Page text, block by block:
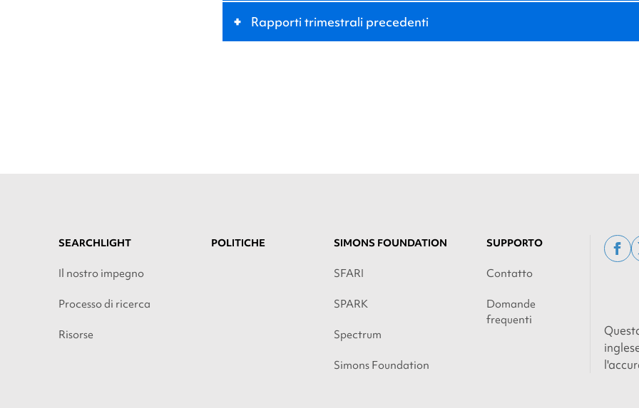
+ Rapporti trimestrali precedenti
SEARCHLIGHT
Il nostro impegno
Processo di ricerca
Risorse
POLITICHE SIMONS FOUNDATION
SFARI
SPARK
Spectrum
Simons Foundation
SUPPORTO
Contatto
Domande
frequenti